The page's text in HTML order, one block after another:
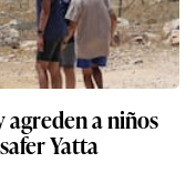
agreden a niños
Yatta